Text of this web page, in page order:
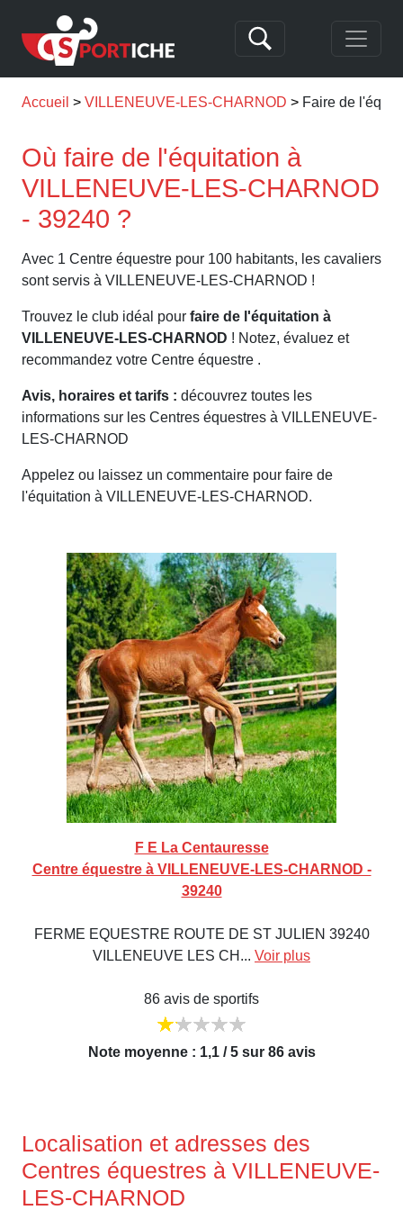
Accueil VILLENEUVE-LES-CHARNOD Faire de
Où faire de l'équitation à
VILLENEUVE-LES-CHARNOD
- 39240 ?
Avec 1 Centre équestre pour 100 habitants, les cavaliers
sont servis à VILLENEUVE-LES-CHARNOD !
Trouvez le club idéal pour faire de l'équitation à
VILLENEUVE-LES-CHARNOD ! Notez, évaluez et
recommandez votre Centre équestre .
Avis, horaires et tarifs : découvrez toutes les
informations sur les Centres équestres à VILLENEUVE-
LES-CHARNOD
Appelez ou laissez un commentaire pour faire de
l'équitation à VILLENEUVE-LES-CHARNOD.
F E La Centauresse
Centre équestre à VILLENEUVE-LES-CHARNOD -
39240
FERME EQUESTRE ROUTE DE ST JULIEN 39240
VILLENEUVE LES CH... Voir plus
86 avis de sportifs
Note moyenne : 1,1 / 5 sur 86 avis
Localisation et adresses des
Centres équestres à VILLENEUVE-
LES-CHARNOD